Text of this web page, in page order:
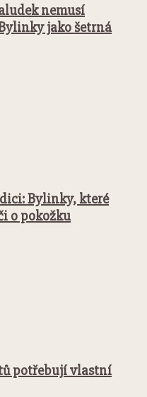
nemusí
jako šetrná
Bylinky, které
o pokožku
potřebují vlastní